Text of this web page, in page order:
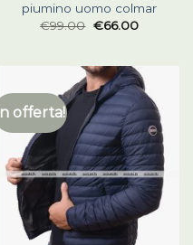
piumino uomo colmar
€99.00 €66.00
In offerta!